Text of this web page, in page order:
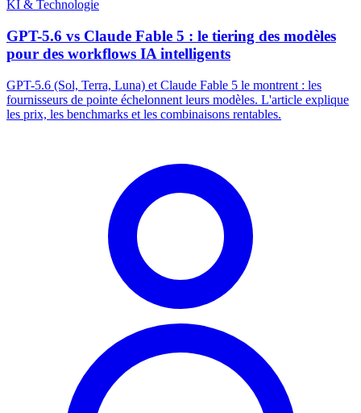
KI & Technologie
GPT-5.6 vs Claude Fable 5 : le tiering des modèles
pour des workflows IA intelligents
GPT-5.6 (Sol, Terra, Luna) et Claude Fable 5 le montrent : les
fournisseurs de pointe échelonnent leurs modèles. L'article explique
les prix, les benchmarks et les combinaisons rentables.